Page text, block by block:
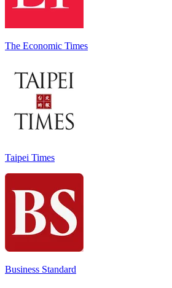
The Economic Times
Taipei Times
Business Standard